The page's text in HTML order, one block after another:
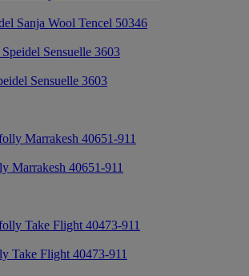
Sanja Wool Tencel 50346
Sensuelle 3603
Marrakesh 40651-911
Take Flight 40473-911